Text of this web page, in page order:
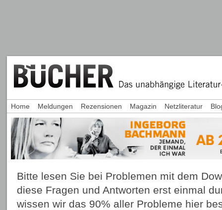
Bitte lesen Sie bei Problemen mit dem
diese Fragen und Antworten erst einmal
wissen wir das 90% aller Probleme hier
Home Meldungen Rezensionen Magazin Netzliteratur